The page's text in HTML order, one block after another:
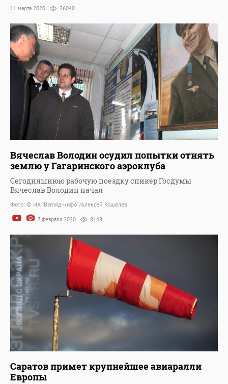
11 марта 2020 26040
Вячеслав Володин осудил попытки отнять
землю у Гагаринского аэроклуба
Сегодняшнюю рабочую поездку спикер Госдумы
Вячеслав Володин начал
Фото: © ИА "Взгляд-инфо"/Алексей Кошелев
7 февраля 2020 8148
Саратов примет крупнейшее авиаралли
Европы